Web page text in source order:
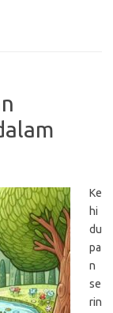
Ke
hi
du
pa
n
se
rin